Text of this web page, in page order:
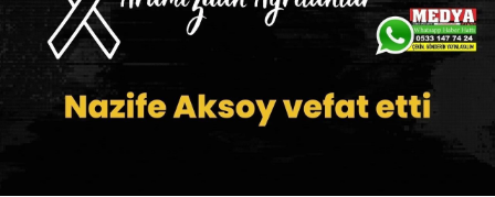
EĞİTİM
TARIM VE HAYVANCILIK